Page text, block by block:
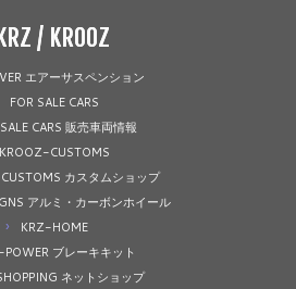
KRZ / KROOZ
エアーサスペンション
FOR SALE CARS
CARS 販売車両情報
KROOZ-CUSTOMS
カスタムショップ
アルミ・カーボンホイール
KRZ-HOME
ブレーキキット
ネットショップ